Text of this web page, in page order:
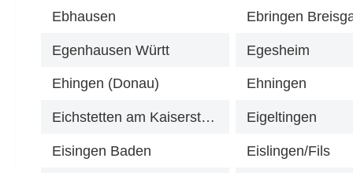
Ebhausen Ebringen
Egenhausen Württ Egesheim
Ehingen (Donau) Ehningen
Eichstetten am Kaiserstuhl Eigeltingen
Eisingen Baden Eislingen/Fils